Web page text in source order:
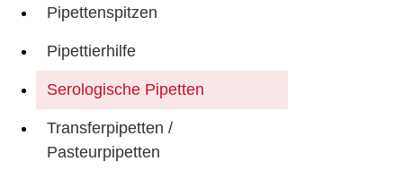
Pipettenspitzen
Pipettierhilfe
Serologische Pipetten
Transferpipetten /
Pasteurpipetten